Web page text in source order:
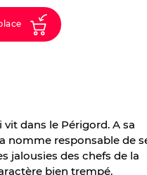
dans le Périgord. A sa
nomme responsable de
jalousies des chefs de la
bien trempé.